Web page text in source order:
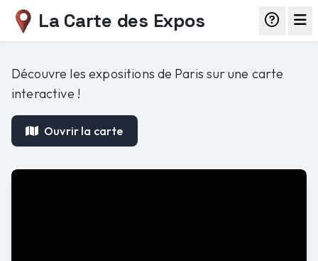
La Carte des Expos
Découvre les expositions de Paris sur une carte
interactive !
Ouvrir la carte